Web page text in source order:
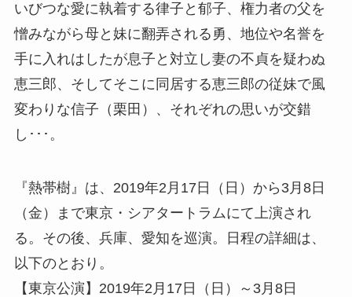
いびつな愛に執着する律子と郁子、権力者の父を
憎みながら母と妹に翻弄される勇、地位や名誉を
手に入れはしたが息子と対立し妻の不貞を疑わぬ
恵三郎、そしてそこに同居する恵三郎の従妹で風
変わりな信子（栗田）、それぞれの思いが交錯
し･･･。
『熱帯樹』は、2019年2月17日（日）から3月8日
（金）まで東京・シアタートラムにて上演され
る。その後、兵庫、愛知を巡演。日程の詳細は、
以下のとおり。
【東京公演】2019年2月17日（日）～3月8日